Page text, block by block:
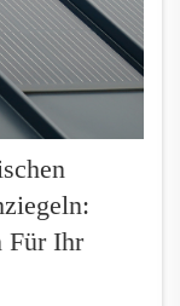
Für Ihr